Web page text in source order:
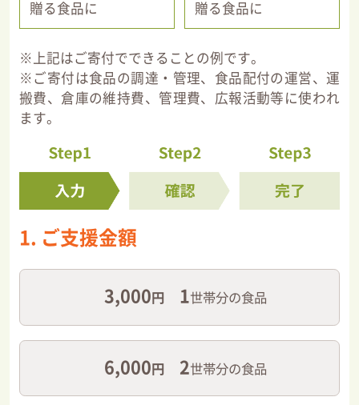
贈る食品に
贈る食品に
※上記はご寄付でできることの例です。
※ご寄付は食品の調達・管理、食品配付の運営、運
搬費、倉庫の維持費、管理費、広報活動等に使われ
ます。
1. ご支援金額
3,000 円 1 世帯分の食品
6,000 円 2世帯分の食品